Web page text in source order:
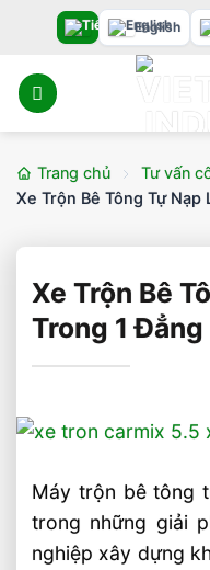
nội
dung
English
Trang chủ
Tư vấn
Xe Trộn Bê Tông Tự
Xe Trộn Bê
Trong 1
Máy trộn bê tông
trong những giải
nghiệp xây dựng